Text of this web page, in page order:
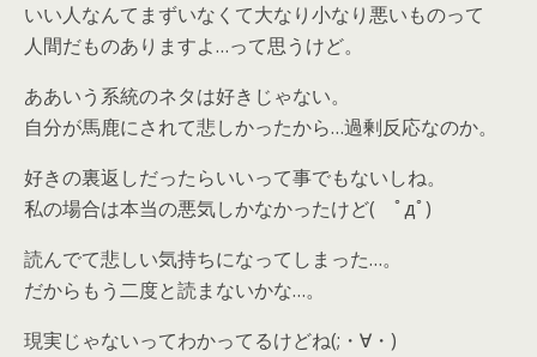
いい人なんてまずいなくて大なり小なり悪いものって
人間だものありますよ…って思うけど。
ああいう系統のネタは好きじゃない。
自分が馬鹿にされて悲しかったから…過剰反応なのか。
好きの裏返しだったらいいって事でもないしね。
私の場合は本当の悪気しかなかったけど( ﾟдﾟ)
読んでて悲しい気持ちになってしまった…。
だからもう二度と読まないかな…。
現実じゃないってわかってるけどね(;・∀・)